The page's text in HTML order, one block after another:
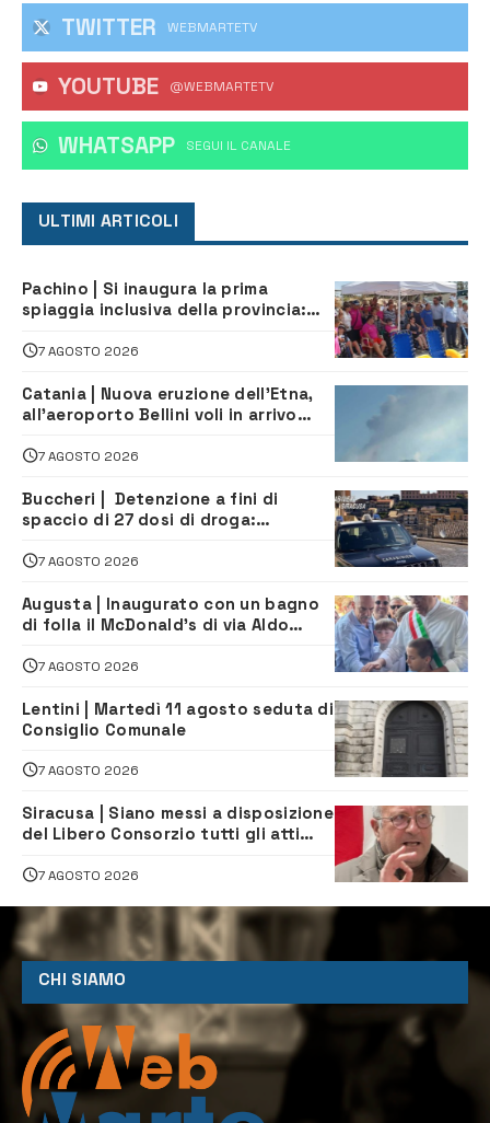
TWITTER WEBMARTETV
YOUTUBE @WEBMARTETV
WHATSAPP ‎SEGUI IL CANALE
ULTIMI ARTICOLI
Pachino | Si inaugura la prima
spiaggia inclusiva della provincia:
tutti
7 AGOSTO 2026
Catania | Nuova eruzione dell’Etna,
all’aeroporto Bellini voli in arrivo
7 AGOSTO 2026
Buccheri | Detenzione a fini di
spaccio di 27 dosi di droga:
7 AGOSTO 2026
Augusta | Inaugurato con un bagno
di folla il McDonald’s di via Aldo
7 AGOSTO 2026
Lentini | Martedì 11 agosto seduta di
Consiglio Comunale
7 AGOSTO 2026
Siracusa | Siano messi a disposizione
del Libero Consorzio tutti gli atti
7 AGOSTO 2026
CHI SIAMO